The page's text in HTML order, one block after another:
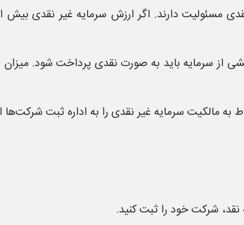
دارند. اگر ارزش سرمایه غیر نقدی بیش
سرمایه باید به صورت نقدی پرداخت شود. میزان
مالکیت سرمایه غیر نقدی را به اداره ثبت شرکت‌ها
شرکت خود را ثبت کنید.